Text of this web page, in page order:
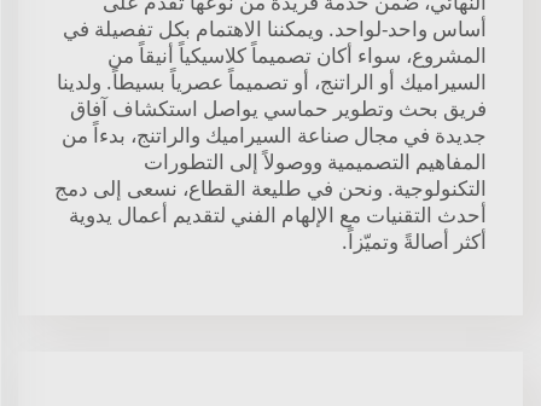
أساس واحد-لواحد. ويمكننا الاهتمام بكل تفصيلة في
المشروع، سواء أكان تصميماً كلاسيكياً أنيقاً من
السيراميك أو الراتنج، أو تصميماً عصرياً بسيطاً. ولدينا
فريق بحث وتطوير حماسي يواصل استكشاف آفاق
جديدة في مجال صناعة السيراميك والراتنج، بدءاً من
المفاهيم التصميمية ووصولاً إلى التطورات
التكنولوجية. ونحن في طليعة القطاع، نسعى إلى دمج
أحدث التقنيات مع الإلهام الفني لتقديم أعمال يدوية
أكثر أصالةً وتميّزاً.